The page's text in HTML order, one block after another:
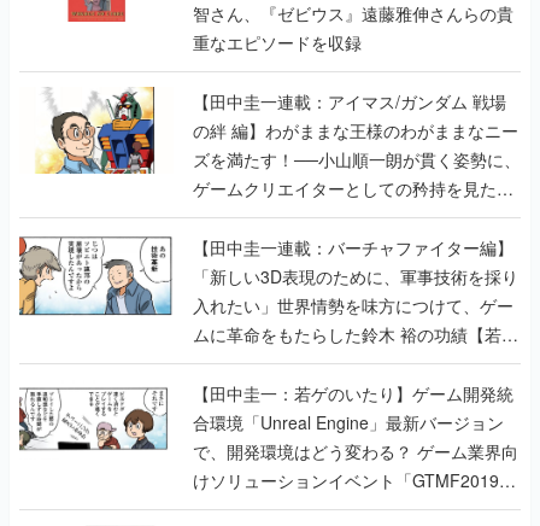
智さん、『ゼビウス』遠藤雅伸さんらの貴
重なエピソードを収録
【田中圭一連載：アイマス/ガンダム 戦場
の絆 編】わがままな王様のわがままなニー
ズを満たす！──小山順一朗が貫く姿勢に、
ゲームクリエイターとしての矜持を見た
【若ゲのいたり最終回】
【田中圭一連載：バーチャファイター編】
「新しい3D表現のために、軍事技術を採り
入れたい」世界情勢を味方につけて、ゲー
ムに革命をもたらした鈴木 裕の功績【若ゲ
のいたり】
【田中圭一：若ゲのいたり】ゲーム開発統
合環境「Unreal Engine」最新バージョン
で、開発環境はどう変わる？ ゲーム業界向
けソリューションイベント「GTMF2019」
に行って、より理解を深めよう【PR】